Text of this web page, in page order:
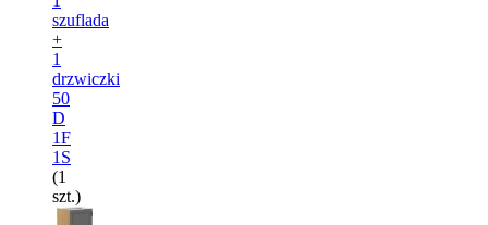
szuflada
+
1
drzwiczki
50
D
1F
1S
(1
szt.)